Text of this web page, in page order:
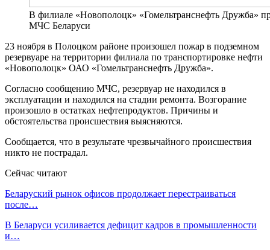
В филиале «Новополоцк» «Гомельтранснефть Дружба»
МЧС Беларуси
23 ноября в Полоцком районе произошел пожар в подземном
резервуаре на территории филиала по транспортировке нефти
«Новополоцк» ОАО «Гомельтранснефть Дружба».
Согласно сообщению МЧС, резервуар не находился в
эксплуатации и находился на стадии ремонта. Возгорание
произошло в остатках нефтепродуктов. Причины и
обстоятельства происшествия выясняются.
Сообщается, что в результате чрезвычайного происшествия
никто не пострадал.
Сейчас читают
Беларуский рынок офисов продолжает перестраиваться
после…
В Беларуси усиливается дефицит кадров в промышленности
и…